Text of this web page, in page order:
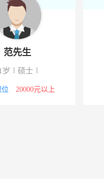
范先生
岁 硕士
20000元以上